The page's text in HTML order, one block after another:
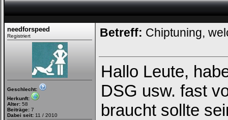
Loginbox
Trage
bitte
nachfolgenden
Felder
Deinen
Benutzernamen
und
Kennwort
um
Dich
needforspeed
Registriert
Geschlecht:
Herkunft:
Alter: 58
Beiträge: 7
Dabei seit: 11 / 2010
Betreff: Chiptuning,
Hallo Leute,
DSG usw. fast
braucht sollte